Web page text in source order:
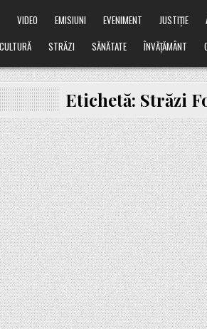
VIDEO EMISIUNI EVENIMENT JUSTIȚIE
CULTURĂ STRĂZI SĂNĂTATE ÎNVĂȚĂMÂNT
Etichetă: Străzi